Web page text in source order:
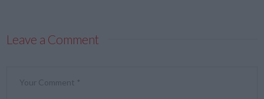
Leave a Comment